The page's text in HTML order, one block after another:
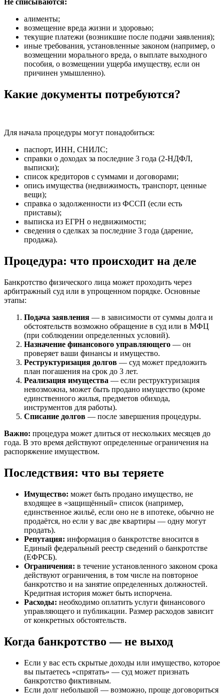
Не списываются:
алименты;
возмещение вреда жизни и здоровью;
текущие платежи (возникшие после подачи заявления);
иные требования, установленные законом (например, о
возмещении морального вреда, о выплате выходного
пособия, о возмещении ущерба имуществу, если он
причинен умышленно).
Какие документы потребуются?
Для начала процедуры могут понадобиться:
паспорт, ИНН, СНИЛС;
справки о доходах за последние 3 года (2-НДФЛ,
выписки);
список кредиторов с суммами и договорами;
опись имущества (недвижимость, транспорт, ценные
вещи);
справка о задолженности из ФССП (если есть
приставы);
выписка из ЕГРН о недвижимости;
сведения о сделках за последние 3 года (дарение,
продажа).
Процедура: что происходит на деле
Банкротство физического лица может проходить через
арбитражный суд или в упрощенном порядке. Основные
этапы:
Подача заявления — в зависимости от суммы долга и
обстоятельств возможно обращение в суд или в МФЦ
(при соблюдении определенных условий).
Назначение финансового управляющего — он
проверяет ваши финансы и имущество.
Реструктуризация долгов — суд может предложить
план погашения на срок до 3 лет.
Реализация имущества — если реструктуризация
невозможна, может быть продано имущество (кроме
единственного жилья, предметов обихода,
инструментов для работы).
Списание долгов — после завершения процедуры.
Важно: процедура может длиться от нескольких месяцев до
года. В это время действуют определенные ограничения на
распоряжение имуществом.
Последствия: что вы теряете
Имущество: может быть продано имущество, не
входящее в «защищённый» список (например,
единственное жильё, если оно не в ипотеке, обычно не
продаётся, но если у вас две квартиры — одну могут
продать).
Репутация: информация о банкротстве вносится в
Единый федеральный реестр сведений о банкротстве
(ЕФРСБ).
Ограничения: в течение установленного законом срока
действуют ограничения, в том числе на повторное
банкротство и на занятие определенных должностей.
Кредитная история может быть испорчена.
Расходы: необходимо оплатить услуги финансового
управляющего и публикации. Размер расходов зависит
от конкретных обстоятельств.
Когда банкротство — не выход
Если у вас есть скрытые доходы или имущество, которое
вы пытаетесь «спрятать» — суд может признать
банкротство фиктивным.
Если долг небольшой — возможно, проще договориться